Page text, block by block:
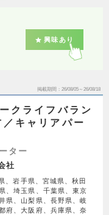
興味あり
掲載期間 26/08/05～26/08/18
クライフバラン
キャリアパー
ター
社
、岩手県、宮城県、秋田
、埼玉県、千葉県、東京
県、山梨県、長野県、岐
府、大阪府、兵庫県、奈